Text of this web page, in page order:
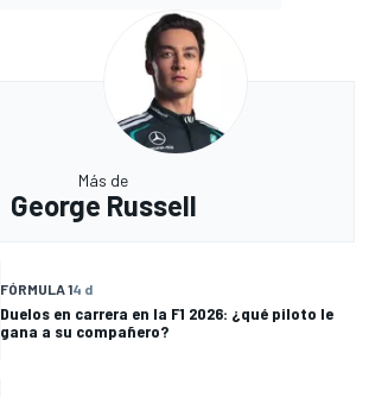
Más de
George Russell
FÓRMULA 14 d
Duelos en carrera en la F1 2026: ¿qué piloto le
gana a su compañero?